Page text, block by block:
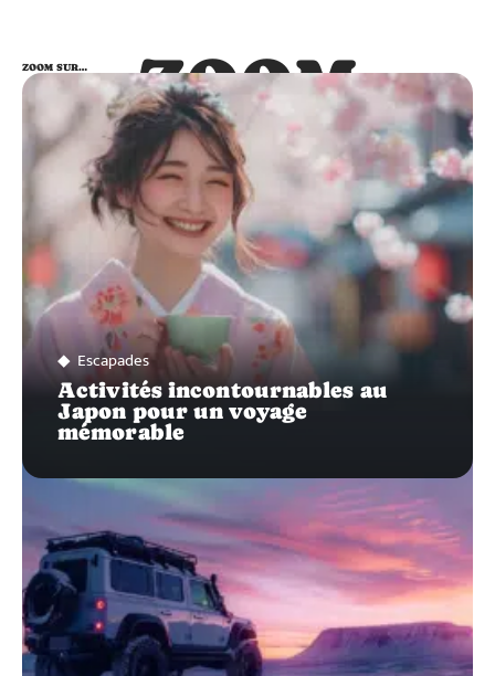
ZOOM
SUR…
ZOOM SUR…
Escapades
Activités incontournables au
Japon pour un voyage
mémorable